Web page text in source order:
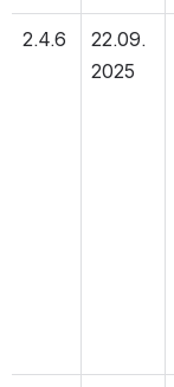
2.4.6
22.09.
2025